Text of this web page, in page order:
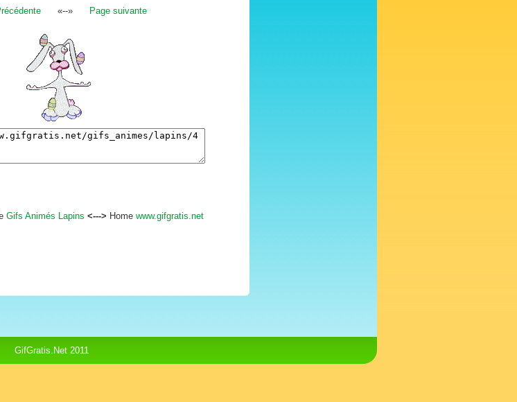
«--» Page suivante
Gifs Animés Lapins <---> Home www.gifgratis.net
GifGratis.Net 2011